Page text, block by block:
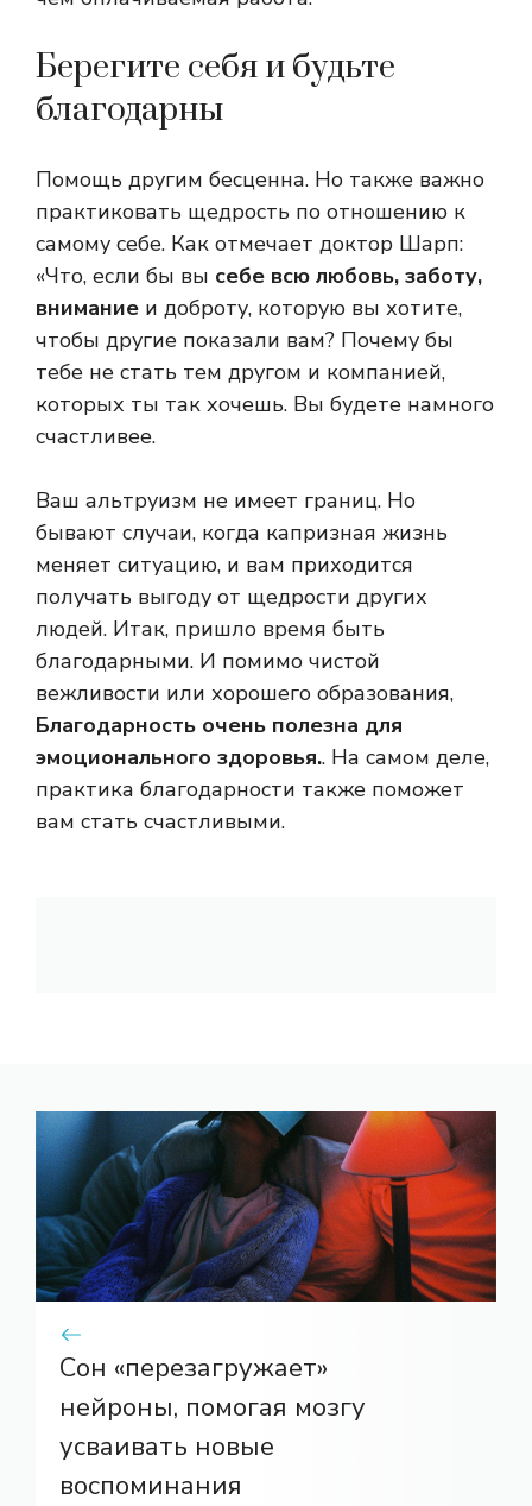
Берегите себя и будьте
благодарны
Помощь другим бесценна. Но также важно
практиковать щедрость по отношению к
самому себе. Как отмечает доктор Шарп:
«Что, если бы вы себе всю любовь, заботу,
внимание и доброту, которую вы хотите,
чтобы другие показали вам? Почему бы
тебе не стать тем другом и компанией,
которых ты так хочешь. Вы будете намного
счастливее.
Ваш альтруизм не имеет границ. Но
бывают случаи, когда капризная жизнь
меняет ситуацию, и вам приходится
получать выгоду от щедрости других
людей. Итак, пришло время быть
благодарными. И помимо чистой
вежливости или хорошего образования,
Благодарность очень полезна для
эмоционального здоровья.. На самом деле,
практика благодарности также поможет
вам стать счастливыми.
Сон «перезагружает»
нейроны, помогая мозгу
усваивать новые
воспоминания